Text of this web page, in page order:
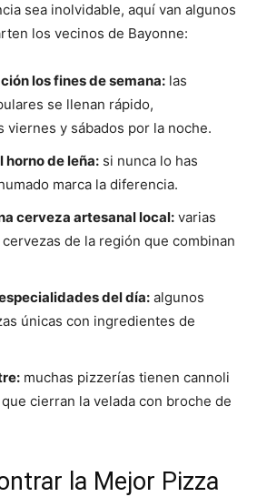
sea inolvidable, aquí van algunos
los vecinos de Bayonne:
los fines de semana: las
se llenan rápido,
viernes y sábados por la noche.
horno de leña: si nunca lo has
marca la diferencia.
cerveza artesanal local: varias
de la región que combinan
del día: algunos
únicas con ingredientes de
muchas pizzerías tienen cannoli
cierran la velada con broche de
la Mejor Pizza